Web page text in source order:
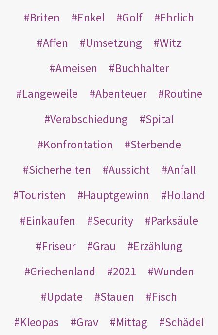
Briten
Enkel Golf
Ehrlich
Affen
Umsetzung
Witz
Ameisen
Buchhalter
Langeweile
Abenteuer
Routine
Verabschiedung
Spital
Konfrontation
Sterbende
Sicherheiten
Aussicht
Anfall
Touristen
Hauptgewinn
Holland
Einkaufen
Security
Parksäule
Friseur
Grau
Erzählung
Griechenland
2021
Wunden
Update
Stauen
Fisch
Kleopas
Grav Mittag Schädel